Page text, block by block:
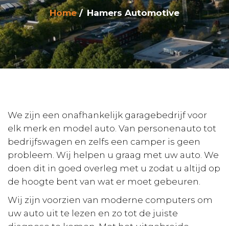
Home Hamers Automotive
We zijn een onafhankelijk garagebedrijf voor
elk merk en model auto. Van personenauto tot
bedrijfswagen en zelfs een camper is geen
probleem. Wij helpen u graag met uw auto. We
doen dit in goed overleg met u zodat u altijd op
de hoogte bent van wat er moet gebeuren.
​Wij zijn voorzien van moderne computers om
uw auto uit te lezen en zo tot de juiste